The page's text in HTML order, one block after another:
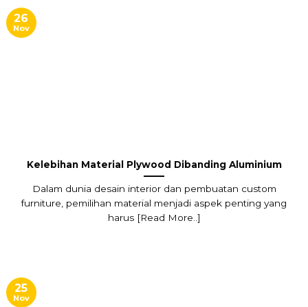
Kelebihan Material Plywood Dibanding Aluminium
Dalam dunia desain interior dan pembuatan custom
furniture, pemilihan material menjadi aspek penting yang
harus [Read More..]
26
Nov
25
Nov